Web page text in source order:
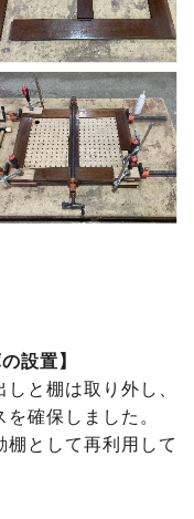
設置】
と棚は取り外し、
確保しました。
棚として再利用して